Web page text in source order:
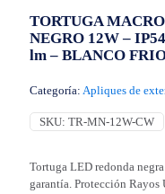
TORTUGA
NEGRO 12W –
lm – BLANCO
Categoría: Apliques de
SKU: TR-MN-12W-CW
Tortuga LED redonda
garantía. Protección Rayos